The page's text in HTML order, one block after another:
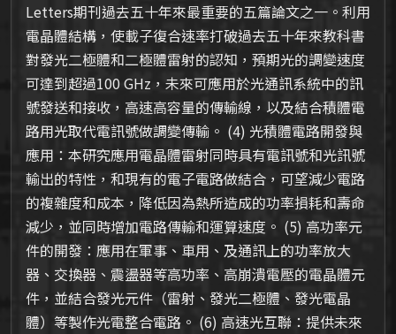
Letters期刊過去五十年來最重要的五篇論文之一。利用
電晶體結構，使載子復合速率打破過去五十年來教科書
對發光二極體和二極體雷射的認知，預期光的調變速度
可達到超過100 GHz，未來可應用於光通訊系統中的訊
號發送和接收，高速高容量的傳輸線，以及結合積體電
路用光取代電訊號做調變傳輸。 (4) 光積體電路開發與
應用：本研究應用電晶體雷射同時具有電訊號和光訊號
輸出的特性，和現有的電子電路做結合，可望減少電路
的複雜度和成本，降低因為熱所造成的功率損耗和壽命
減少，並同時增加電路傳輸和運算速度。 (5) 高功率元
件的開發：應用在軍事、車用、及通訊上的功率放大
器、交換器、震盪器等高功率、高崩潰電壓的電晶體元
件，並結合發光元件（雷射、發光二極體、發光電晶
體）等製作光電整合電路。 (6) 高速光互聯：提供未來